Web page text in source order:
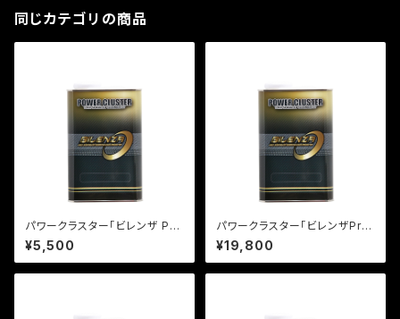
同じカテゴリの商品
パワークラスター「ビレンザ Pro
漆黒」1L
¥5,500
パワークラスター「ビレンザPro
漆黒」4L
¥19,800